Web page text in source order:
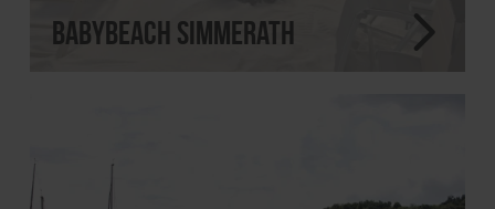
Babybeach Simmerath